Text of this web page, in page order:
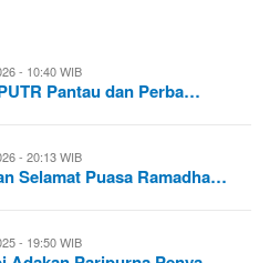
- 10:40 WIB
Pantau dan Perba…
- 20:13 WIB
Selamat Puasa Ramadha…
- 19:50 WIB